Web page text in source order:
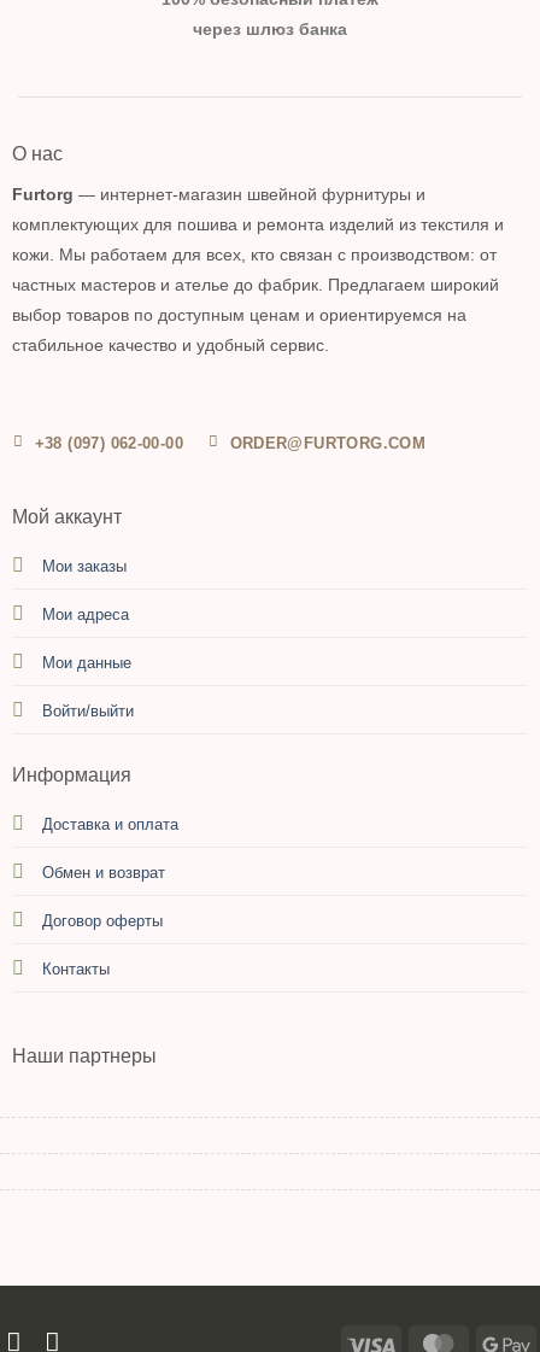
через шлюз банка
О нас
Furtorg — интернет-магазин швейной фурнитуры и
комплектующих для пошива и ремонта изделий из текстиля и
кожи. Мы работаем для всех, кто связан с производством: от
частных мастеров и ателье до фабрик. Предлагаем широкий
выбор товаров по доступным ценам и ориентируемся на
стабильное качество и удобный сервис.
+38 (097) 062-00-00 ORDER@FURTORG.COM
Мой аккаунт
Мои заказы
Мои адреса
Мои данные
Войти/выйти
Информация
Доставка и оплата
Обмен и возврат
Договор оферты
Контакты
Наши партнеры